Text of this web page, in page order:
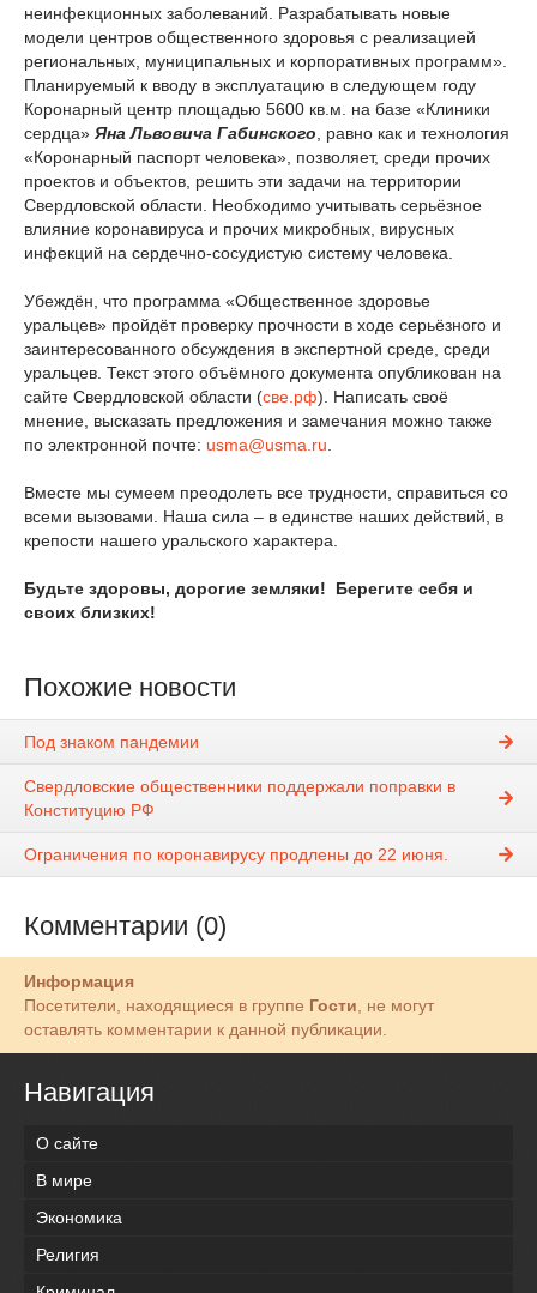
неинфекционных заболеваний. Разрабатывать новые
модели центров общественного здоровья с реализацией
региональных, муниципальных и корпоративных программ».
Планируемый к вводу в эксплуатацию в следующем году
Коронарный центр площадью 5600 кв.м. на базе «Клиники
сердца» Яна Львовича Габинского , равно как и технология
«Коронарный паспорт человека», позволяет, среди прочих
проектов и объектов, решить эти задачи на территории
Свердловской области. Необходимо учитывать серьёзное
влияние коронавируса и прочих микробных, вирусных
инфекций на сердечно-сосудистую систему человека.
Убеждён, что программа «Общественное здоровье
уральцев» пройдёт проверку прочности в ходе серьёзного и
заинтересованного обсуждения в экспертной среде, среди
уральцев. Текст этого объёмного документа опубликован на
сайте Свердловской области (све.рф). Написать своё
мнение, высказать предложения и замечания можно также
по электронной почте: usma@usma.ru
Вместе мы сумеем преодолеть все трудности, справиться со
всеми вызовами. Наша сила – в единстве наших действий, в
крепости нашего уральского характера.
Будьте здоровы, дорогие земляки! Берегите себя и
своих близких!
Похожие новости
Под знаком пандемии
Свердловские общественники поддержали поправки в
Конституцию РФ
Ограничения по коронавирусу продлены до 22 июня.
Комментарии (0)
Информация
Посетители, находящиеся в группе Гости, не могут
оставлять комментарии к данной публикации.
Навигация
О сайте
В мире
Экономика
Религия